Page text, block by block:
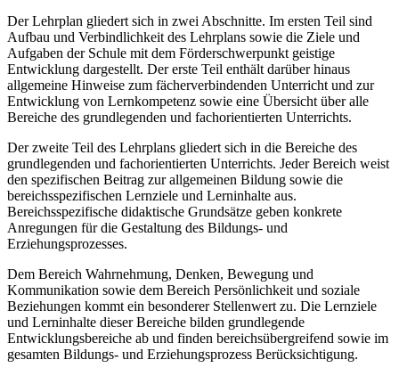
Der Lehrplan gliedert sich in zwei Abschnitte. Im ersten Teil sind
Aufbau und Verbindlichkeit des Lehrplans sowie die Ziele und
Aufgaben der Schule mit dem Förderschwerpunkt geistige
Entwicklung dargestellt. Der erste Teil enthält darüber hinaus
allgemeine Hinweise zum fächerverbindenden Unterricht und zur
Entwicklung von Lernkompetenz sowie eine Übersicht über alle
Bereiche des grundlegenden und fachorientierten Unterrichts.
Der zweite Teil des Lehrplans gliedert sich in die Bereiche des
grundlegenden und fachorientierten Unterrichts. Jeder Bereich weist
den spezifischen Beitrag zur allgemeinen Bildung sowie die
bereichsspezifischen Lernziele und Lerninhalte aus.
Bereichsspezifische didaktische Grundsätze geben konkrete
Anregungen für die Gestaltung des Bildungs- und
Erziehungsprozesses.
Dem Bereich Wahrnehmung, Denken, Bewegung und
Kommunikation sowie dem Bereich Persönlichkeit und soziale
Beziehungen kommt ein besonderer Stellenwert zu. Die Lernziele
und Lerninhalte dieser Bereiche bilden grundlegende
Entwicklungsbereiche ab und finden bereichsübergreifend sowie im
gesamten Bildungs- und Erziehungsprozess Berücksichtigung.